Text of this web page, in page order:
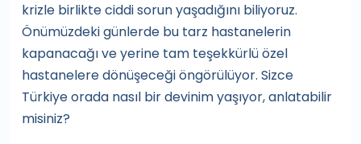
krizle birlikte ciddi sorun yaşadığını biliyoruz.
Önümüzdeki günlerde bu tarz hastanelerin
kapanacağı ve yerine tam teşekkürlü özel
hastanelere dönüşeceği öngörülüyor. Sizce
Türkiye orada nasıl bir devinim yaşıyor, anlatabilir
misiniz?